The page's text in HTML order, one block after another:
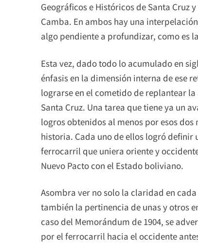
Geográficos e Históricos de Santa Cruz
Camba. En ambos hay una
algo pendiente a profundizar, como es
Esta vez, dado todo lo acumulado en
énfasis en la dimensión interna de ese
lograrse en el cometido de replantear
Santa Cruz. Una tarea que tiene ya un
logros obtenidos al menos por esos
historia. Cada uno de ellos logró definir
ferrocarril que uniera oriente y
Nuevo Pacto con el Estado boliviano.
Asombra ver no solo la claridad en
también la pertinencia de unas y otros
caso del Memorándum de 1904, se
por el ferrocarril hacia el occidente